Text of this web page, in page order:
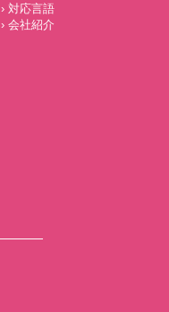
› 対応言語
› 会社紹介